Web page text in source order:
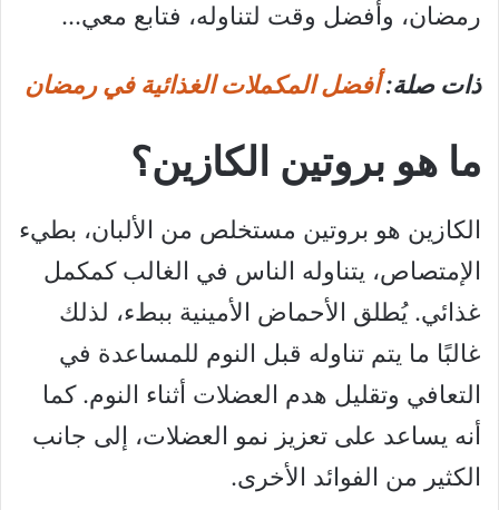
رمضان، وأفضل وقت لتناوله، فتابع معي…
ذات صلة:أفضل المكملات الغذائية في رمضان
ما هو بروتين الكازين؟
الكازين هو بروتين مستخلص من الألبان، بطيء
الإمتصاص، يتناوله الناس في الغالب كمكمل
غذائي. يُطلق الأحماض الأمينية ببطء، لذلك
غالبًا ما يتم تناوله قبل النوم للمساعدة في
التعافي وتقليل هدم العضلات أثناء النوم. كما
أنه يساعد على تعزيز نمو العضلات، إلى جانب
الكثير من الفوائد الأخرى.